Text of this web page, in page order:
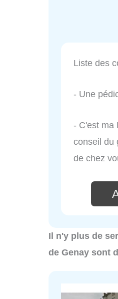
Liste des
- Une
- C'est ma
conseil du
de chez
Il n'y plus de
de Genay sont